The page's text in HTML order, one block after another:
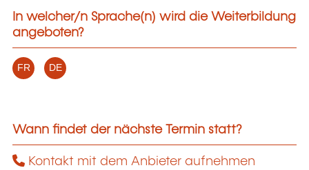
In welcher/n Sprache(n) wird die Weiterbildung
angeboten?
FR DE
Wann findet der nächste Termin statt?
Kontakt mit dem Anbieter aufnehmen